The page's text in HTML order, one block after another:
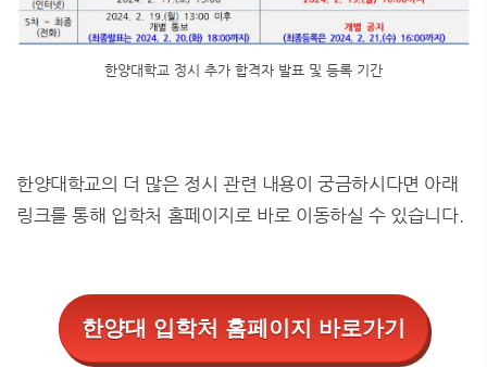
한양대학교 정시 추가 합격자 발표 및 등록 기간
한양대학교의 더 많은 정시 관련 내용이 궁금하시다면 아래
링크를 통해 입학처 홈페이지로 바로 이동하실 수 있습니다.
한양대 입학처 홈페이지 바로가기